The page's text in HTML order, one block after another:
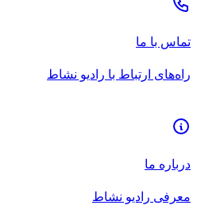
تماس با ما
راه‌های ارتباط با رادیو نشاط
درباره ما
معرفی رادیو نشاط